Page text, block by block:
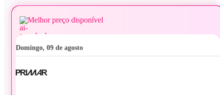
Melhor preço disponível
domingo, 09 de agosto